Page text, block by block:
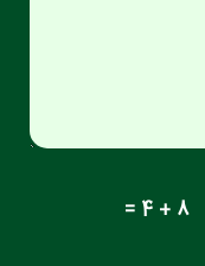
8 + 4 =